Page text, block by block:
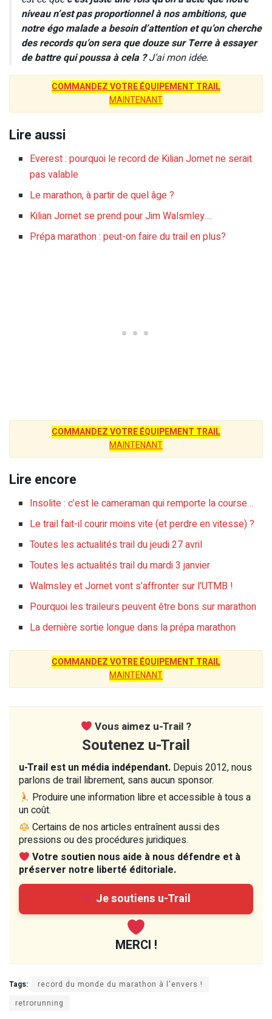
niveau n’est pas proportionnel à nos ambitions, que
notre égo malade a besoin d’attention et qu’on cherche
des records qu’on sera que douze sur Terre à essayer
de battre qui poussa à cela ?J’ai mon idée.
COMMANDEZ VOTRE ÉQUIPEMENT TRAIL
MAINTENANT
Lire aussi
Everest : pourquoi le record de Kilian Jornet ne serait
pas valable
Le marathon, à partir de quel âge ?
Kilian Jornet se prend pour Jim Walsmley….
Prépa marathon : peut-on faire du trail en plus?
COMMANDEZ VOTRE ÉQUIPEMENT TRAIL
MAINTENANT
Lire encore
Insolite : c’est le cameraman qui remporte la course…
Le trail fait-il courir moins vite (et perdre en vitesse) ?
Toutes les actualités trail du jeudi 27 avril
Toutes les actualités trail du mardi 3 janvier
Walmsley et Jornet vont s’affronter sur l’UTMB !
Pourquoi les traileurs peuvent être bons sur marathon
La dernière sortie longue dans la prépa marathon
COMMANDEZ VOTRE ÉQUIPEMENT TRAIL
MAINTENANT
Vous aimez u-Trail ?
Soutenez u-Trail
u-Trail est un média indépendant. Depuis 2012, nous
parlons de trail librement, sans aucun sponsor.
Produire une information libre et accessible à tous a
un coût.
Certains de nos articles entraînent aussi des
pressions ou des procédures juridiques.
Votre soutien nous aide à nous défendre et à
préserver notre liberté éditoriale.
Je soutiens u-Trail
MERCI !
Tags:
record du monde du marathon à l'envers !
retrorunning